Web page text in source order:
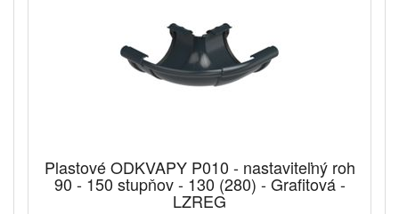
Plastové ODKVAPY P010 - nastaviteľný roh
90 - 150 stupňov - 130 (280) - Grafitová -
LZREG